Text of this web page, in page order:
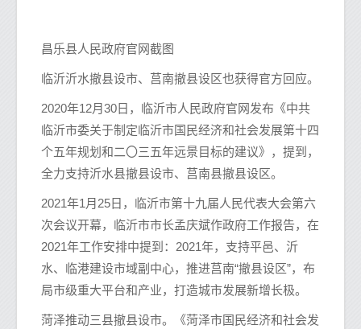
昌乐县人民政府官网截图
临沂沂水撤县设市、莒南撤县设区也获得官方回应。
2020年12月30日，临沂市人民政府官网发布《中共
临沂市委关于制定临沂市国民经济和社会发展第十四
个五年规划和二〇三五年远景目标的建议》，提到，
全力支持沂水县撤县设市、莒南县撤县设区。
2021年1月25日，临沂市第十九届人民代表大会第六
次会议开幕，临沂市市长孟庆斌作政府工作报告，在
2021年工作安排中提到：2021年，支持平邑、沂
水、临港建设市域副中心，推进莒南“撤县设区”，布
局市级重大平台和产业，打造城市发展新增长极。
菏泽推动三县撤县设市。《菏泽市国民经济和社会发